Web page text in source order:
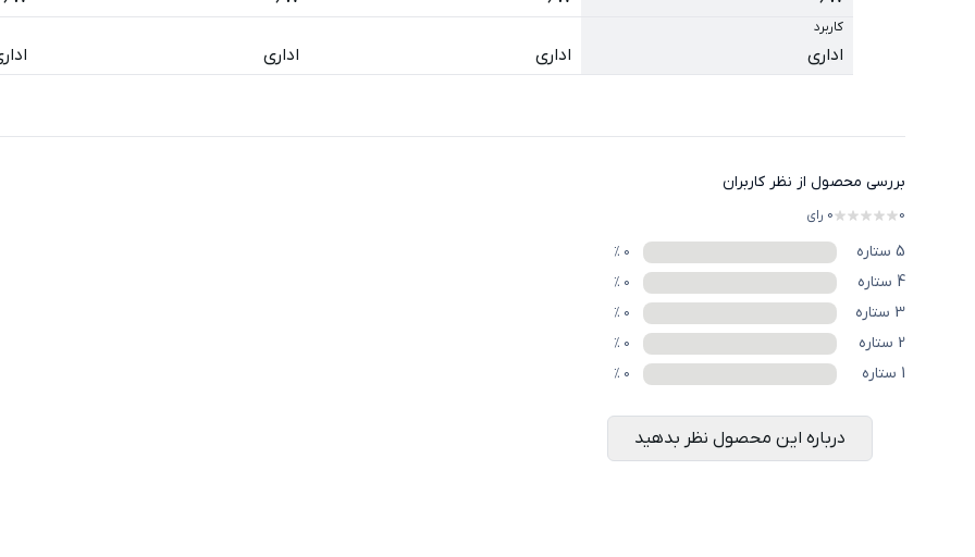
کاربرد
اداری اداری اداری
بررسی محصول از نظر کاربران
0
0 رای
5 ستاره 0
%
4 ستاره 0
%
3 ستاره 0
%
2 ستاره 0
%
1 ستاره 0
%
درباره این محصول نظر بدهید